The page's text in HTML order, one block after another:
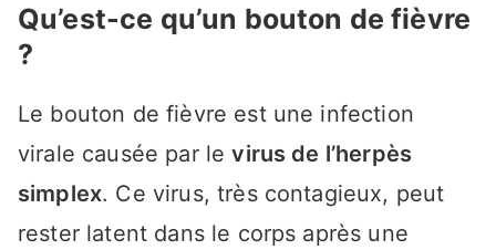
Qu’est-ce qu’un bouton de fièvre
?
Le bouton de fièvre est une infection
virale causée par levirus de l’herpès
simplex. Ce virus, très contagieux, peut
rester latent dans le corps après une